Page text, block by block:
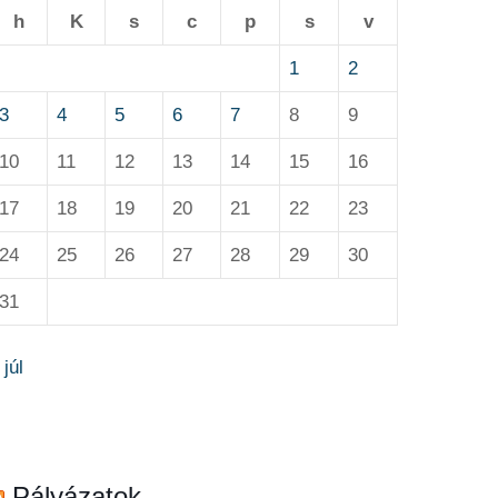
h K s c p s v
1 2
3 4 5 6 7 8 9
10 11 12 13 14 15 16
17 18 19 20 21 22 23
24 25 26 27 28 29 30
31
júl